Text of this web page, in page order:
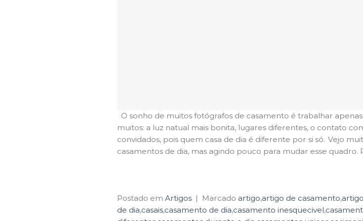
O sonho de muitos fotógrafos de casamento é trabalhar
muitos: a luz natual mais bonita, lugares diferentes, o contato
convidados, pois quem casa de dia é diferente por si só. Vejo
casamentos de dia, mas agindo pouco para mudar esse quadro.
Postado em Artigos | Marcado artigo,artigo de casamento,
de dia,casais,casamento de dia,casamento inesquecivel,